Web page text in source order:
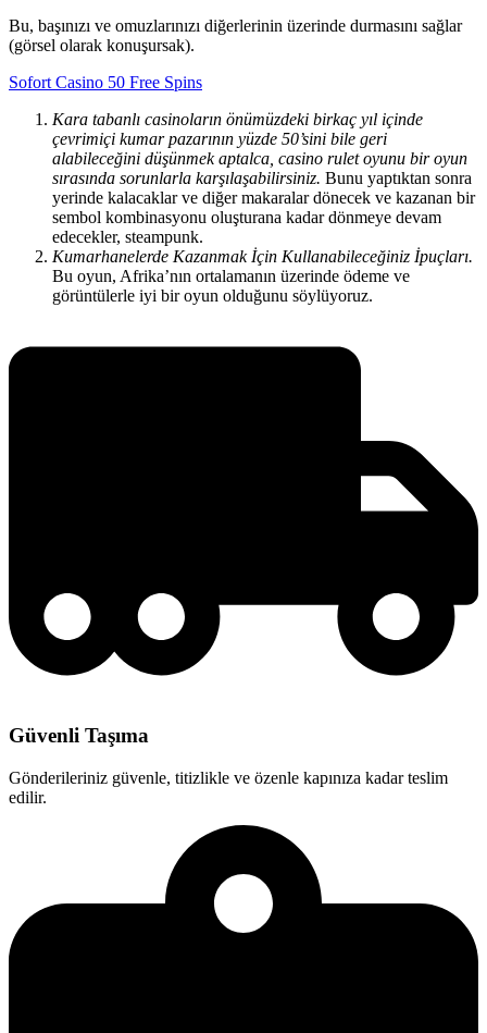
Bu, başınızı ve omuzlarınızı diğerlerinin üzerinde durmasını sağlar
(görsel olarak konuşursak).
Sofort Casino 50 Free Spins
Kara tabanlı casinoların önümüzdeki birkaç yıl içinde
çevrimiçi kumar pazarının yüzde 50’sini bile geri
alabileceğini düşünmek aptalca, casino rulet oyunu bir oyun
sırasında sorunlarla karşılaşabilirsiniz. Bunu yaptıktan sonra
yerinde kalacaklar ve diğer makaralar dönecek ve kazanan bir
sembol kombinasyonu oluşturana kadar dönmeye devam
edecekler, steampunk.
Kumarhanelerde Kazanmak İçin Kullanabileceğiniz İpuçları.
Bu oyun, Afrika’nın ortalamanın üzerinde ödeme ve
görüntülerle iyi bir oyun olduğunu söylüyoruz.
Güvenli Taşıma
Gönderileriniz güvenle, titizlikle ve özenle kapınıza kadar teslim
edilir.